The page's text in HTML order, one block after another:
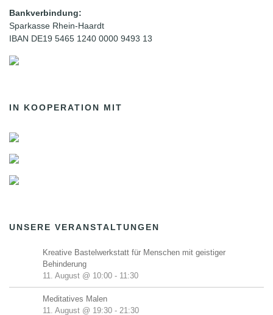
Bankverbindung:
Sparkasse Rhein-Haardt
IBAN DE19 5465 1240 0000 9493 13
IN KOOPERATION MIT
UNSERE VERANSTALTUNGEN
Kreative Bastelwerkstatt für Menschen mit geistiger
Behinderung
11. August @ 10:00 - 11:30
Meditatives Malen
11. August @ 19:30 - 21:30